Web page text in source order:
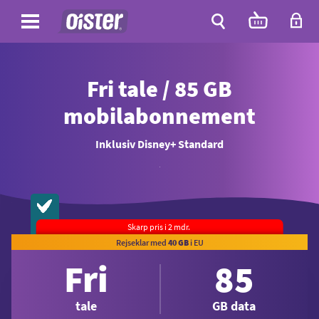
Antal
varer
Fri tale / 85 GB
mobilabonnement
Inklusiv Disney+ Standard
tale GB data Bestil
Skarp pris i 2 mdr.
Rejseklar med 40 GBi EU
Fri
tale
85
GB data